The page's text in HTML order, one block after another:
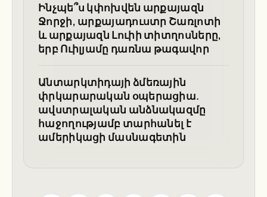
Ինչպե՞ս կփոխվեն արքայազն
Ջորջի, արքայադուստր Շառլոտի
և արքայազն Լուիի տիտղոսները,
երբ Ուիլյամը դառնա թագավոր
Անտարկտիդայի ձմեռային
փրկարարական օպերացիա.
ավստրալական անձնակազմը
հաջողությամբ տարհանել է
ամերիկացի մասնագետին